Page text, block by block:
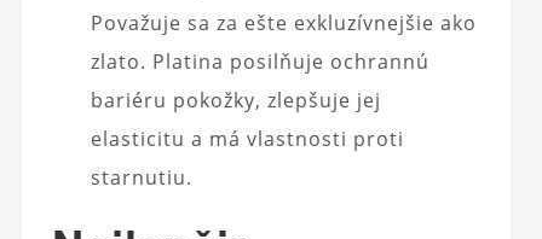
Považuje sa za ešte exkluzívnejšie ako
zlato. Platina posilňuje ochrannú
bariéru pokožky, zlepšuje jej
elasticitu a má vlastnosti proti
starnutiu.